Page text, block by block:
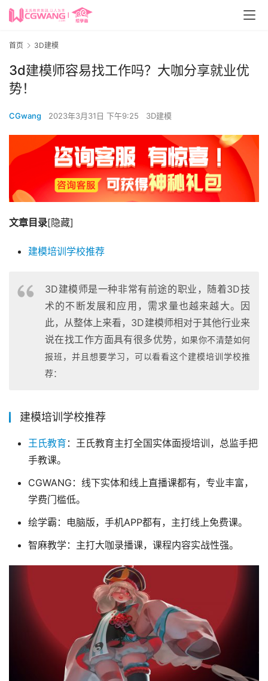
首页 3D建模
3d建模师容易找工作吗？大咖分享就业优
势！
CGwang 2023年3月31日 下午9:25 3D建模
文章目录[隐藏]
建模培训学校推荐
3D建模师是一种非常有前途的职业，随着3D技
术的不断发展和应用，需求量也越来越大。因
此，从整体上来看，3D建模师相对于其他行业来
说在找工作方面具有很多优势，如果你不清楚如何
报班， 并且想要学习，可以看看这个建模培训学校推
荐：
建模培训学校推荐
王氏教育 ：王氏教育主打全国实体面授培训，总监手把
手教课。
CGWANG：线下实体和线上直播课都有，专业丰富，
学费门槛低。
绘学霸：电脑版，手机APP都有，主打线上免费课。
智麻教学：主打大咖录播课，课程内容实战性强。